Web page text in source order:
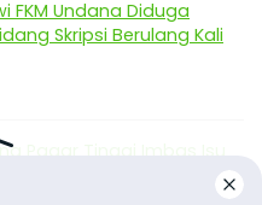
FKM Undana Diduga
Skripsi Berulang Kali
Pagar Tinggi Imbas Isu
Polri Pastikan Situasi
Intelijen serta